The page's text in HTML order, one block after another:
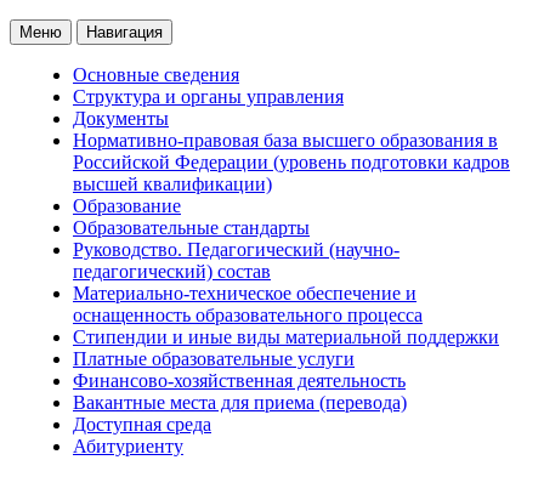
Меню Навигация
Основные сведения
Структура и органы управления
Документы
Нормативно-правовая база высшего образования в
Российской Федерации (уровень подготовки кадров
высшей квалификации)
Образование
Образовательные стандарты
Руководство. Педагогический (научно-
педагогический) состав
Материально-техническое обеспечение и
оснащенность образовательного процесса
Стипендии и иные виды материальной поддержки
Платные образовательные услуги
Финансово-хозяйственная деятельность
Вакантные места для приема (перевода)
Доступная среда
Абитуриенту